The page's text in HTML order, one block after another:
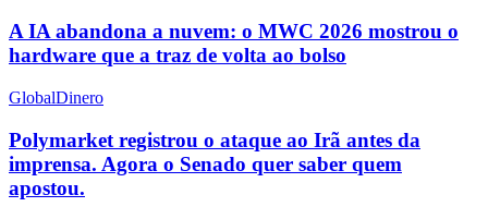
A IA abandona a nuvem: o MWC 2026 mostrou o
hardware que a traz de volta ao bolso
GlobalDinero
Polymarket registrou o ataque ao Irã antes da
imprensa. Agora o Senado quer saber quem
apostou.